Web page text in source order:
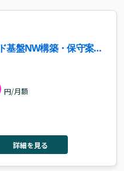
基盤NW構築・保守案
円/月額
詳細を見る